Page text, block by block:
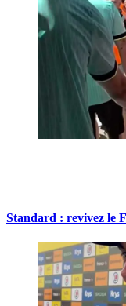
Standard : revivez le